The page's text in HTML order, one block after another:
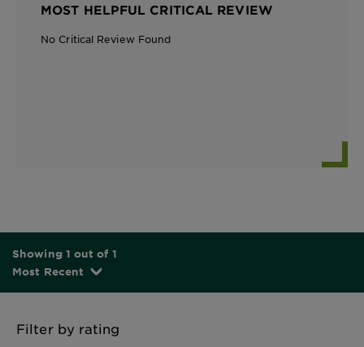
MOST HELPFUL CRITICAL REVIEW
No Critical Review Found
Showing 1 out of 1
Most Recent
Filter by rating